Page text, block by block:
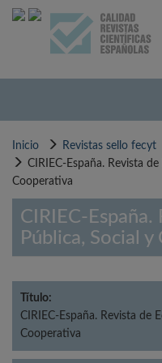
Pasar
Inicio
Revistas sello fecyt
CIRIEC-España. Revista
Cooperativa
CIRIEC-España.
Pública, Social
Título:
CIRIEC-España. Revista de
Cooperativa